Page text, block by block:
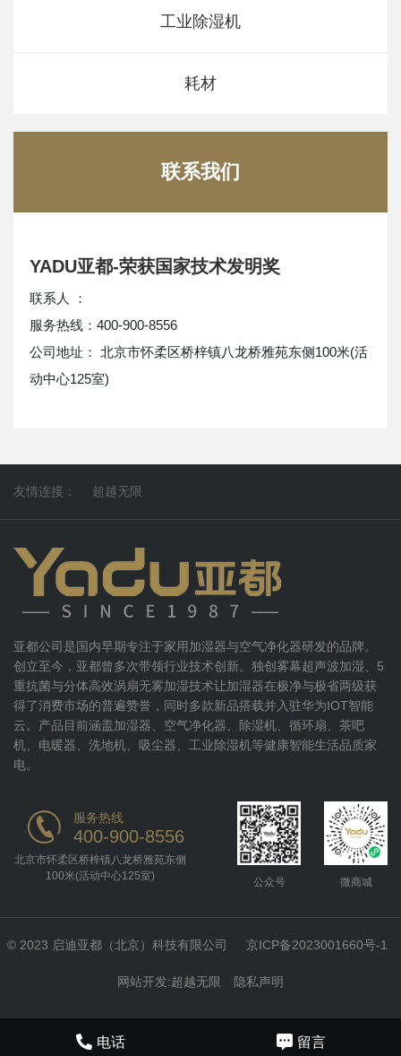
工业除湿机
耗材
联系我们
YADU亚都-荣获国家技术发明奖
联系人 ：
服务热线：400-900-8556
公司地址： 北京市怀柔区桥梓镇八龙桥雅苑东侧100米(活
动中心125室)
友情连接： 超越无限
亚都公司是国内早期专注于家用加湿器与空气净化器研发的品牌。
创立至今，亚都曾多次带领行业技术创新。独创雾幕超声波加湿、5
重抗菌与分体高效涡扇无雾加湿技术让加湿器在极净与极省两级获
得了消费市场的普遍赞誉，同时多款新品搭载并入驻华为IOT智能
云。产品目前涵盖加湿器、空气净化器、除湿机、循环扇、茶吧
机、电暖器、洗地机、吸尘器、工业除湿机等健康智能生活品质家
电。
服务热线
400-900-8556
北京市怀柔区桥梓镇八龙桥雅苑东侧
100米(活动中心125室)
公众号 微商城
© 2023 启迪亚都（北京）科技有限公司 京ICP备2023001660号-1
网站开发:超越无限 隐私声明
电话 留言